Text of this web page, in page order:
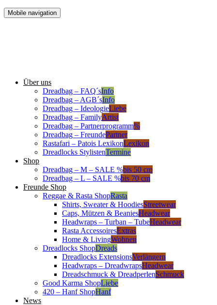
Mobile navigation
Über uns
Dreadbag – FAQ´sInfo
Dreadbag – AGB´sInfo
Dreadbag – IdeologieLiebe
Dreadbag – FamilyArtist
Dreadbag – Partnerprogramm%
Dreadbag – FreundePartner
Rastafari – Patois LexikonLexikon
Dreadlocks StylistenTermine
Shop
Dreadbag – M – SALE %bis 50 cm
Dreadbag – L – SALE %bis 70 cm
Freunde Shop
Reggae & Rasta ShopRasta
Shirts, Sweater & HoodiesStreetwear
Caps, Mützen & BeaniesHeadwear
Headwraps – Turban – TubeHeadwear
Rasta AccessoiresExtras
Home & LivingWohnen
Dreadlocks ShopDreads
Dreadlocks ExtensionsVerlängern
Headwraps – DreadwrapsHeadwear
Dreadschmuck & DreadperlenSchmuck
Good Karma ShopLiebe
420 – Hanf ShopHanf
News